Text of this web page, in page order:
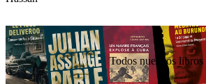
Todos nuestros libros